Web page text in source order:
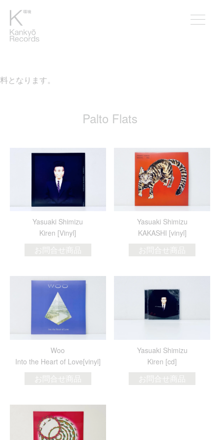
なります。
Palto Flats
Yasuaki Shimizu
Kiren [Vinyl]
お問合せ商品
Yasuaki Shimizu
KAKASHI [vinyl]
お問合せ商品
Woo
Into the Heart of Love[vinyl]
お問合せ商品
Yasuaki Shimizu
Kiren [cd]
お問合せ商品